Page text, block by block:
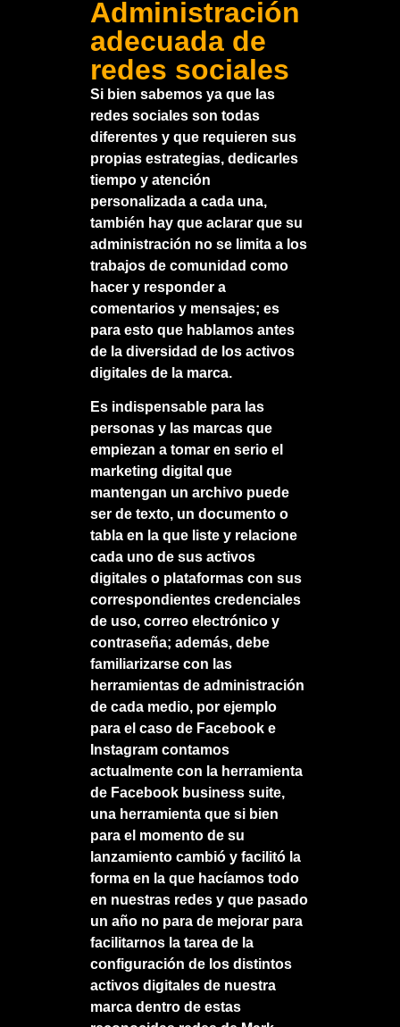
Administración
adecuada de
redes sociales
Si bien sabemos ya que las
redes sociales son todas
diferentes y que requieren sus
propias estrategias, dedicarles
tiempo y atención
personalizada a cada una,
también hay que aclarar que su
administración no se limita a los
trabajos de comunidad como
hacer y responder a
comentarios y mensajes; es
para esto que hablamos antes
de la diversidad de los activos
digitales de la marca.
Es indispensable para las
personas y las marcas que
empiezan a tomar en serio el
marketing digital que
mantengan un archivo puede
ser de texto, un documento o
tabla en la que liste y relacione
cada uno de sus activos
digitales o plataformas con sus
correspondientes credenciales
de uso, correo electrónico y
contraseña; además, debe
familiarizarse con las
herramientas de administración
de cada medio, por ejemplo
para el caso de Facebook e
Instagram contamos
actualmente con la herramienta
de Facebook business suite,
una herramienta que si bien
para el momento de su
lanzamiento cambió y facilitó la
forma en la que hacíamos todo
en nuestras redes y que pasado
un año no para de mejorar para
facilitarnos la tarea de la
configuración de los distintos
activos digitales de nuestra
marca dentro de estas